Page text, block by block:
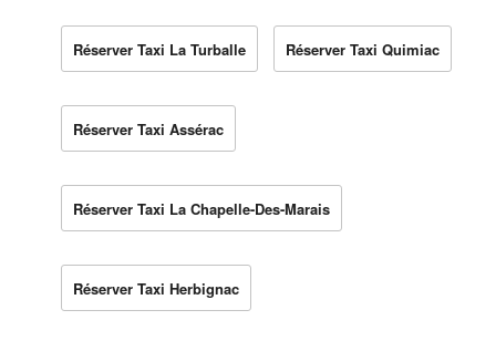
Réserver Taxi La Turballe Réserver Taxi Quimiac
Réserver Taxi Assérac
Réserver Taxi La Chapelle-Des-Marais
Réserver Taxi Herbignac